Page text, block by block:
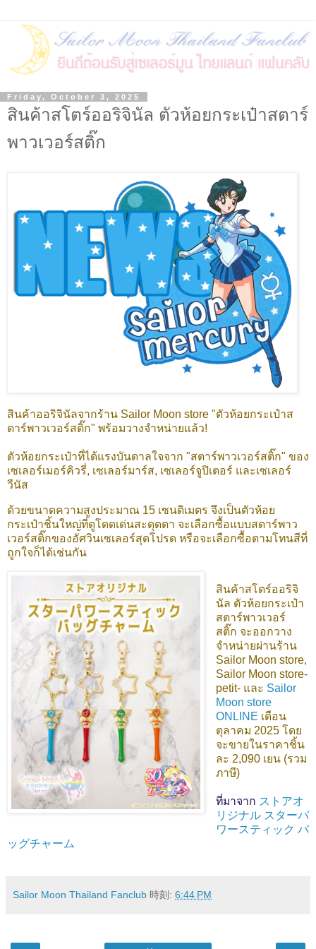
Friday, October 3, 2025
สินค้าสโตร์ออริจินัล ตัวห้อยกระเป๋าสตาร์
พาวเวอร์สติ๊ก
สินค้าออริจินัลจากร้าน Sailor Moon store "ตัวห้อยกระเป๋าส
ตาร์พาวเวอร์สติ๊ก" พร้อมวางจำหน่ายแล้ว!
ตัวห้อยกระเป๋าที่ได้แรงบันดาลใจจาก "สตาร์พาวเวอร์สติ๊ก" ของ
เซเลอร์เมอร์คิวรี่, เซเลอร์มาร์ส, เซเลอร์จูปิเตอร์ และเซเลอร์
วีนัส
ด้วยขนาดความสูงประมาณ 15 เซนติเมตร จึงเป็นตัวห้อย
กระเป๋าชิ้นใหญ่ที่ดูโดดเด่นสะดุดตา จะเลือกซื้อแบบสตาร์พาว
เวอร์สติ๊กของอัศวินเซเลอร์สุดโปรด หรือจะเลือกซื้อตามโทนสีที่
ถูกใจก็ได้เช่นกัน
สินค้าสโตร์ออริจิ
นัล ตัวห้อยกระเป๋า
สตาร์พาวเวอร์
สติ๊ก จะออกวาง
จำหน่ายผ่านร้าน
Sailor Moon store,
Sailor Moon store-
petit- และ Sailor
Moon store
ONLINE เดือน
ตุลาคม 2025 โดย
จะขายในราคาชิ้น
ละ 2,090 เยน (รวม
ภาษี)
ที่มาจาก ストアオ
リジナル スターパ
ワースティック バ
ッグチャーム
Sailor Moon Thailand Fanclub 時刻: 6:44 PM